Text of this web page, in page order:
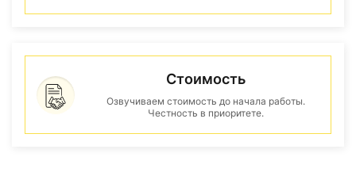
Стоимость
Озвучиваем стоимость до начала работы.
Честность в приоритете.